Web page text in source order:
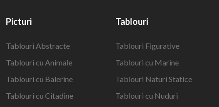
Picturi
Tablouri Abstracte
Tablouri cu Animale
Tablouri cu Balerine
Tablouri cu Citadine
Tablouri
Tablouri Figurative
Tablouri cu Marine
Tablouri Naturi Statice
Tablouri cu Nuduri